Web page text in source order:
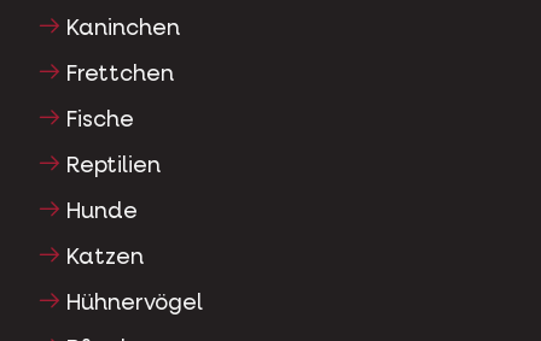
Kaninchen
Frettchen
Fische
Reptilien
Hunde
Katzen
Hühnervögel